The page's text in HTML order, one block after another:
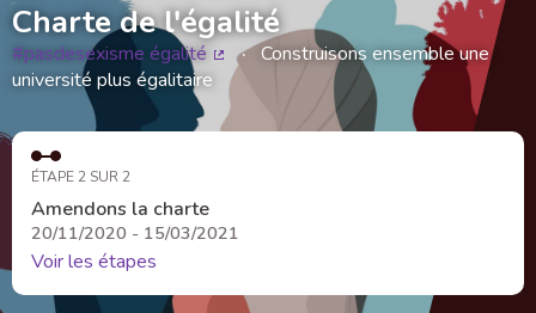
Charte de l'égalité
#pasdesexisme égalité
(Lien externe)
Construisons ensemble une
université plus égalitaire
ÉTAPE 2 SUR 2
Amendons la charte
20/11/2020 - 15/03/2021
Voir les étapes